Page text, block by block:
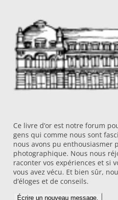
Ce livre d’or est notre forum
gens qui comme nous sont
nous avons pu enthousiasmer
photographique. Nous nous
raconter vos expériences et si
vous avez vécu. Et bien sûr,
d’éloges et de conseils.